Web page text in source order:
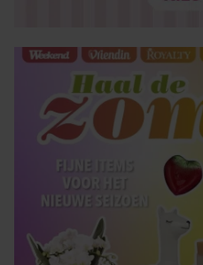
verzameld op basis van uw
gaat akkoord met onze
gebruiken.